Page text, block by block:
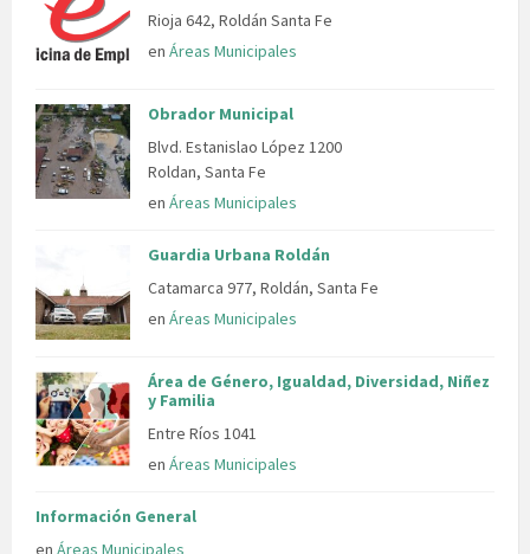
Rioja 642, Roldán Santa Fe
en Áreas Municipales
Obrador Municipal
Blvd. Estanislao López 1200
Roldan, Santa Fe
en Áreas Municipales
Guardia Urbana Roldán
Catamarca 977, Roldán, Santa Fe
en Áreas Municipales
Área de Género, Igualdad, Diversidad, Niñez
y Familia
Entre Ríos 1041
en Áreas Municipales
Información General
en Áreas Municipales